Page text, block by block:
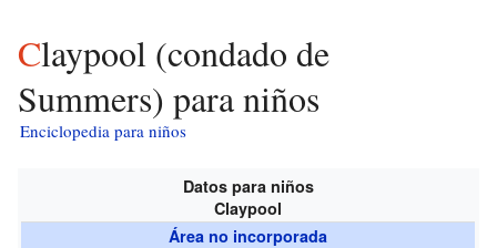
Claypool (condado de
Summers) para niños
Enciclopedia para niños
Datos para niños
Claypool
Área no incorporada